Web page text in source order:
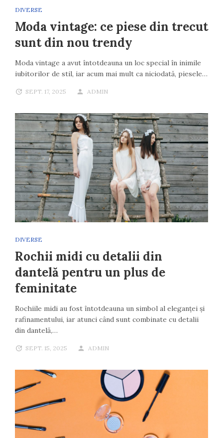
DIVERSE
Moda vintage: ce piese din trecut
sunt din nou trendy
Moda vintage a avut întotdeauna un loc special în inimile
iubitorilor de stil, iar acum mai mult ca niciodată, piesele…
SEPT. 17, 2025 ADMIN
DIVERSE
Rochii midi cu detalii din
dantelă pentru un plus de
feminitate
Rochiile midi au fost întotdeauna un simbol al eleganței și
rafinamentului, iar atunci când sunt combinate cu detalii
din dantelă,…
SEPT. 15, 2025 ADMIN